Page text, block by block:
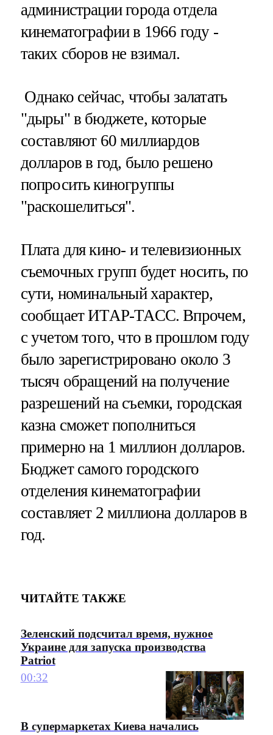
администрации города отдела
кинематографии в 1966 году -
таких сборов не взимал.
Однако сейчас, чтобы залатать
"дыры" в бюджете, которые
составляют 60 миллиардов
долларов в год, было решено
попросить киногруппы
"раскошелиться".
Плата для кино- и телевизионных
съемочных групп будет носить, по
сути, номинальный характер,
сообщает ИТАР-ТАСС. Впрочем,
с учетом того, что в прошлом году
было зарегистрировано около 3
тысяч обращений на получение
разрешений на съемки, городская
казна сможет пополниться
примерно на 1 миллион долларов.
Бюджет самого городского
отделения кинематографии
составляет 2 миллиона долларов в
год.
ЧИТАЙТЕ ТАКЖЕ
Зеленский подсчитал время, нужное
Украине для запуска производства
Patriot
00:32
В супермаркетах Киева начались